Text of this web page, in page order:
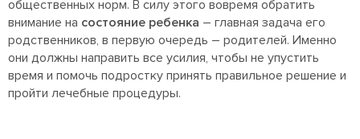
общественных норм. В силу этого вовремя обратить
внимание на состояние ребенка – главная задача его
родственников, в первую очередь – родителей. Именно
они должны направить все усилия, чтобы не упустить
время и помочь подростку принять правильное решение и
пройти лечебные процедуры.